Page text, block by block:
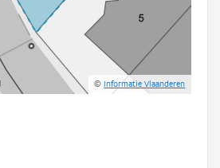
©Informatie Vlaanderen